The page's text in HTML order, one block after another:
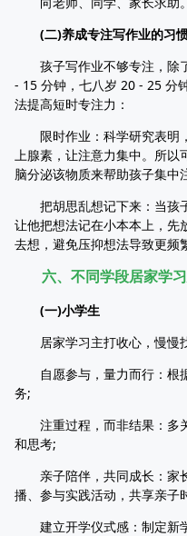
(二)养成专注写作业的习
孩子写作业不够专注，除
- 15 分钟，七八岁 20 - 25 分
法提高短时专注力：
限时作业：科学研究表明
上腺素，让注意力集中。所以
脑分泌该物质来帮助孩子集中
把胡思乱想记下来：当孩
让他把想法记在小本本上，先
去想，避免压抑想法导致更频
六、不同学段居家学
(一)小学生
居家学习主打收心，慢慢
自愿参与，量力而行：根
务;
注重过程，而非结果：多
和思考;
亲子陪伴，共同成长：家
播、参与实践活动，共享亲子
建立开学仪式感：制定新